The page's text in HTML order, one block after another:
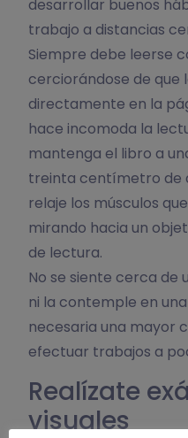
desarrollar buenos
trabajo a distancias
Siempre debe leerse
cerciorándose de que
directamente en la
hace incomoda la
mantenga el libro a
treinta centímetro de
relaje los músculos
mirando hacia un
de lectura.
No se siente cerca de
ni la contemple en
necesaria una mayor
efectuar trabajos a
Realízate
visuales